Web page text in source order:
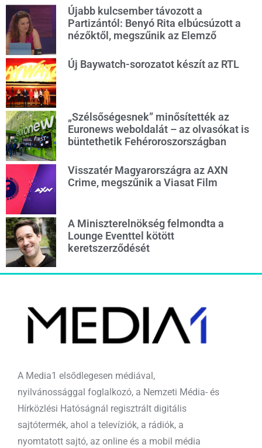
Újabb kulcsember távozott a
Partizántól: Benyó Rita elbúcsúzott a
nézőktől, megszűnik az Elemző
Új Baywatch-sorozatot készít az RTL
„Szélsőségesnek” minősítették az
Euronews weboldalát – az olvasókat is
büntethetik Fehéroroszországban
Visszatér Magyarországra az AXN
Crime, megszűnik a Viasat Film
A Miniszterelnökség felmondta a
Lounge Eventtel kötött
keretszerződését
A Media1 elsődlegesen médiával,
nyilvánossággal foglalkozó, a Nemzeti Média- és
Hírközlési Hatóságnál regisztrált digitális
sajtótermék, ahol a televíziók, a rádiók, a
nyomtatott sajtó, az online és a mobil média